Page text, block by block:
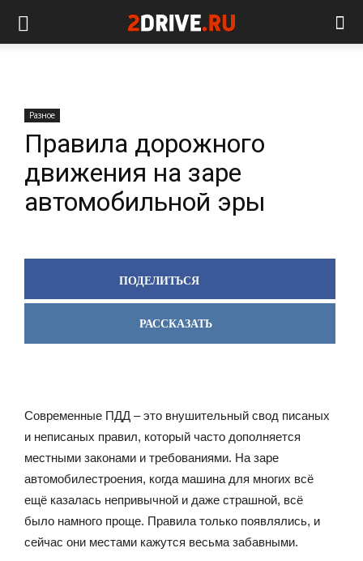
Разное
Правила дорожного
движения на заре
автомобильной эры
ПОДЕЛИТЬСЯ
РАССКАЗАТЬ
Современные ПДД – это внушительный свод писаных
и неписаных правил, который часто дополняется
местными законами и требованиями. На заре
автомобилестроения, когда машина для многих всё
ещё казалась непривычной и даже страшной, всё
было намного проще. Правила только появлялись, и
сейчас они местами кажутся весьма забавными.